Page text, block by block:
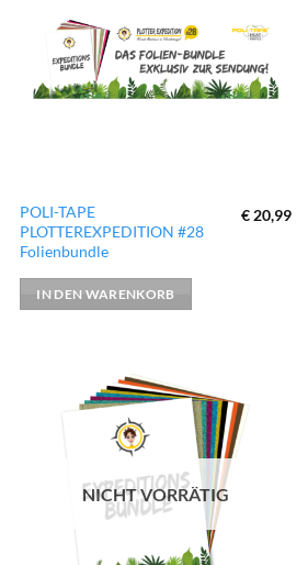
POLI-TAPE
PLOTTEREXPEDITION #28
Folienbundle
€20,99
IN DEN WARENKORB
zur
Wunschliste
hinzufügen
NICHT VORRÄTIG